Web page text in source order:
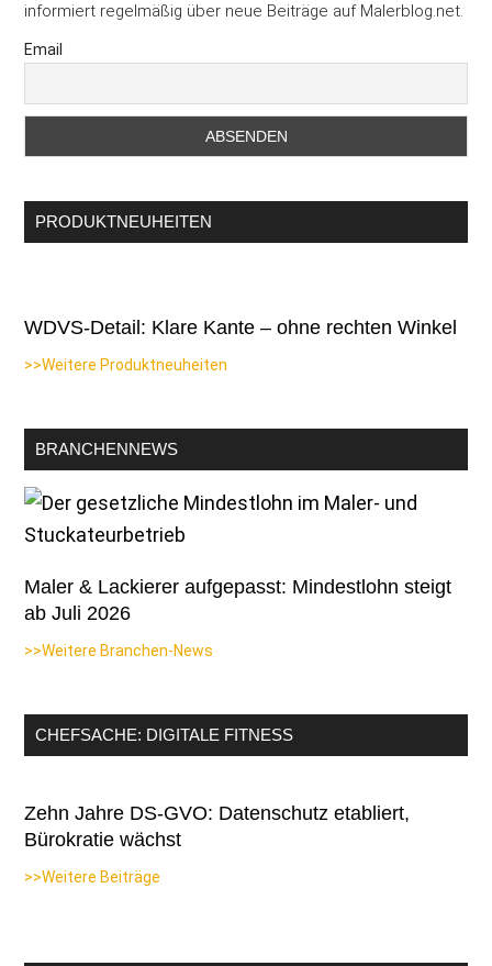
informiert regelmäßig über neue Beiträge auf Malerblog.net.
Email
PRODUKTNEUHEITEN
WDVS-Detail: Klare Kante – ohne rechten Winkel
>>Weitere Produktneuheiten
BRANCHENNEWS
Maler & Lackierer aufgepasst: Mindestlohn steigt
ab Juli 2026
>>Weitere Branchen-News
CHEFSACHE: DIGITALE FITNESS
Zehn Jahre DS-GVO: Datenschutz etabliert,
Bürokratie wächst
>>Weitere Beiträge